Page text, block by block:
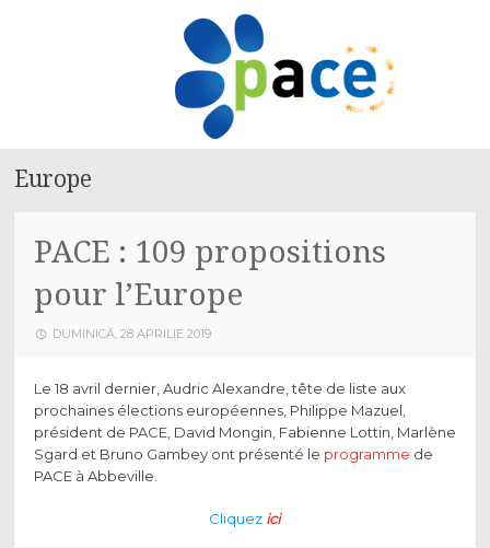
Europe
PACE : 109 propositions
pour l’Europe
DUMINICĂ, 28 APRILIE 2019
Le 18 avril dernier, Audric Alexandre, tête de liste aux
prochaines élections européennes, Philippe Mazuel,
président de PACE, David Mongin, Fabienne Lottin, Marlène
Sgard et Bruno Gambey ont présenté le programme de
PACE à Abbeville.
Cliquez ici